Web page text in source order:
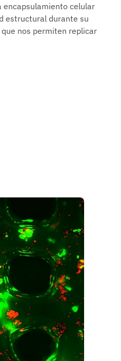
encapsulamiento celular
estructural durante su
nos permiten replicar